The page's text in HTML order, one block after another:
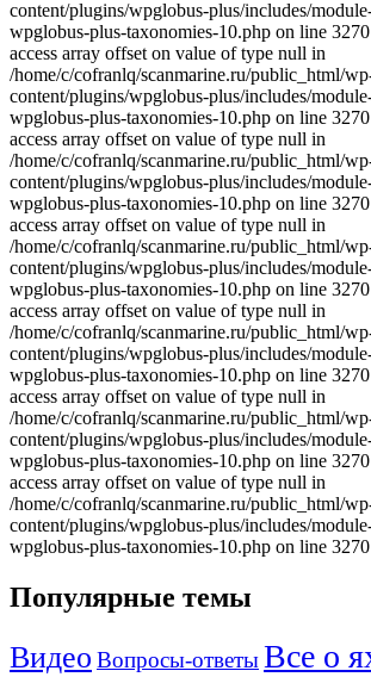
content/plugins/wpglobus-plus/includes/
wpglobus-plus-taxonomies-10.php on line
access array offset on value of type null in
/home/c/cofranlq/scanmarine.ru/public_html/
content/plugins/wpglobus-plus/includes/
wpglobus-plus-taxonomies-10.php on line
access array offset on value of type null in
/home/c/cofranlq/scanmarine.ru/public_html/
content/plugins/wpglobus-plus/includes/
wpglobus-plus-taxonomies-10.php on line
access array offset on value of type null in
/home/c/cofranlq/scanmarine.ru/public_html/
content/plugins/wpglobus-plus/includes/
wpglobus-plus-taxonomies-10.php on line
access array offset on value of type null in
/home/c/cofranlq/scanmarine.ru/public_html/
content/plugins/wpglobus-plus/includes/
wpglobus-plus-taxonomies-10.php on line
access array offset on value of type null in
/home/c/cofranlq/scanmarine.ru/public_html/
content/plugins/wpglobus-plus/includes/
wpglobus-plus-taxonomies-10.php on line
access array offset on value of type null in
/home/c/cofranlq/scanmarine.ru/public_html/
content/plugins/wpglobus-plus/includes/
wpglobus-plus-taxonomies-10.php on line 3270
Популярные темы
Видео Вопросы-ответыВсе о